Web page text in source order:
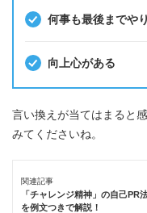
何事も最後までや
向上心がある
言い換えが当てはまると
みてくださいね。
関連記事
「チャレンジ精神」の自己PR
を例文つきで解説！